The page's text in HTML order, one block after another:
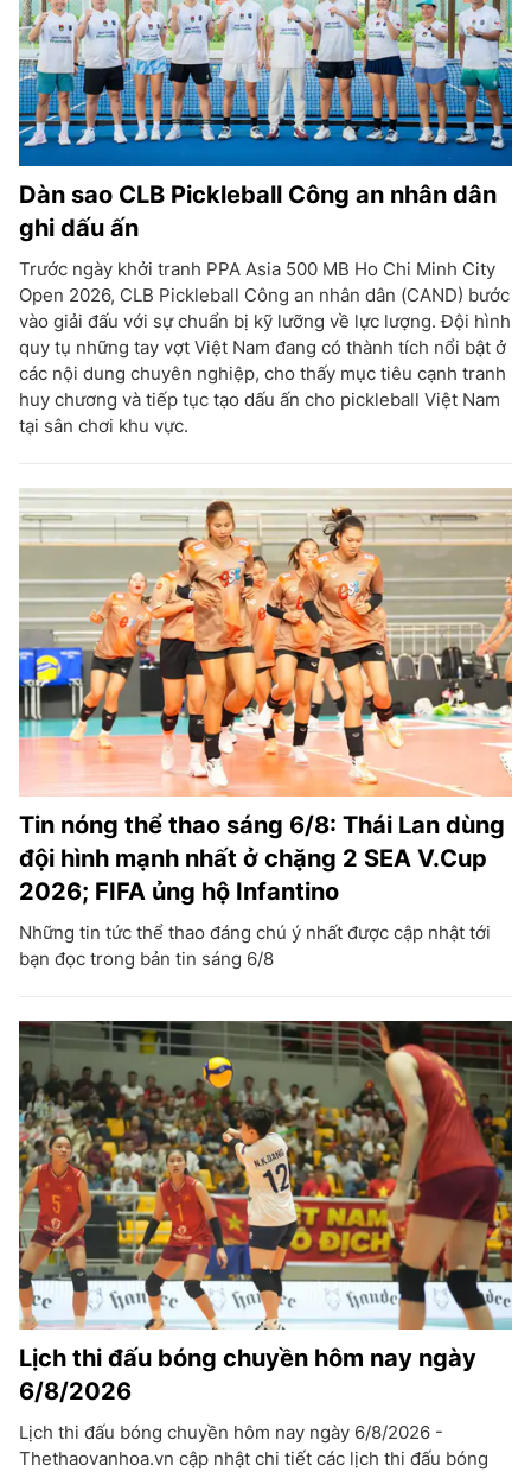
Dàn sao CLB Pickleball Công an nhân dân
ghi dấu ấn
Trước ngày khởi tranh PPA Asia 500 MB Ho Chi Minh City
Open 2026, CLB Pickleball Công an nhân dân (CAND) bước
vào giải đấu với sự chuẩn bị kỹ lưỡng về lực lượng. Đội hình
quy tụ những tay vợt Việt Nam đang có thành tích nổi bật ở
các nội dung chuyên nghiệp, cho thấy mục tiêu cạnh tranh
huy chương và tiếp tục tạo dấu ấn cho pickleball Việt Nam
tại sân chơi khu vực.
Tin nóng thể thao sáng 6/8: Thái Lan dùng
đội hình mạnh nhất ở chặng 2 SEA V.Cup
2026; FIFA ủng hộ Infantino
Những tin tức thể thao đáng chú ý nhất được cập nhật tới
bạn đọc trong bản tin sáng 6/8
Lịch thi đấu bóng chuyền hôm nay ngày
6/8/2026
Lịch thi đấu bóng chuyền hôm nay ngày 6/8/2026 -
Thethaovanhoa.vn cập nhật chi tiết các lịch thi đấu bóng